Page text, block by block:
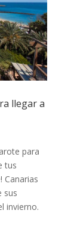
llegar a
para
tus
Canarias
sus
invierno.